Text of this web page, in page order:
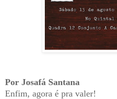
Por Josafá Santana
Enfim, agora é pra valer!